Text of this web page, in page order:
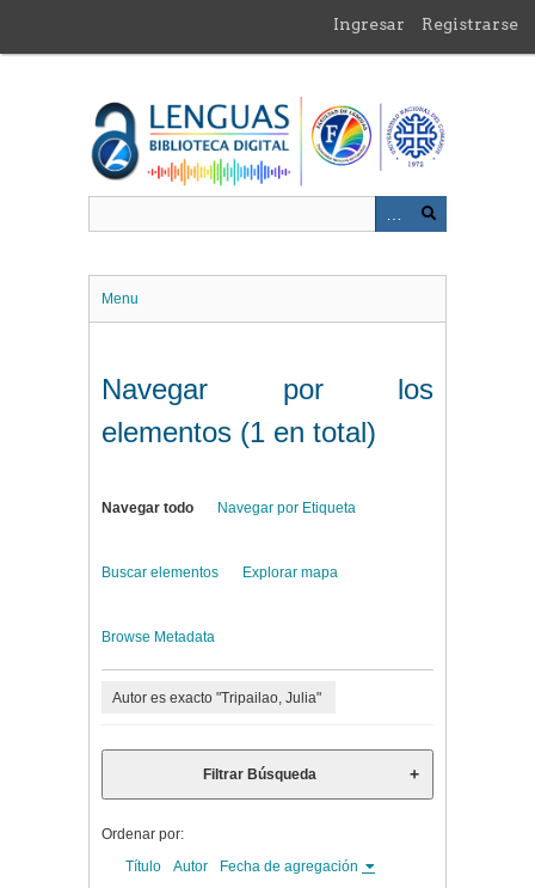
contenido
Ingresar Registrarse
Menu
Navegar por los
elementos (1 en total)
Navegar todo Navegar por Etiqueta
Buscar elementos Explorar mapa
Browse Metadata
Autor es exacto "Tripailao, Julia"
Filtrar Búsqueda
Ordenar por:
Título
Autor Fecha de agregación